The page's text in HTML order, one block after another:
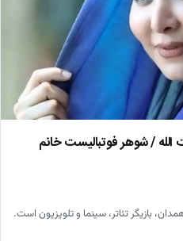
الله / شوهر فوتبالیست خانم
متولد ۲۹ مرداد ۱۳۵۳ در همدان، بازیگر تئاتر، سینما و تلویزیون است.